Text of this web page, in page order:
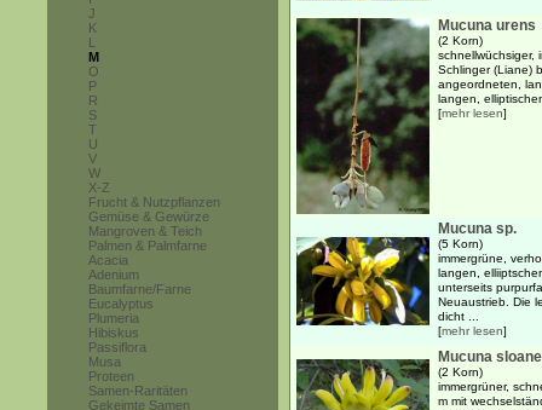
J
K
L
M
O
P
R
S
T
U
V
W
X-Z
Frucht & Nutzpflanzen
Gemüse & Gewürze
Mangroven & Teich
Palmen & Palmfarne
Acacia
Adenium
Baumfarne/Farne
Eucalyptus
Plumeria
Hibiskus
Passiflora
Musa
Proteen
Samen-Raritäten
Gekeimte Samen
Mucuna urens
(2 Korn)
schnellwüchsiger,
Schlinger (Liane)
angeordneten,
langen,
[mehr lesen]
Mucuna sp.
(5 Korn)
immergrüne,
langen,
unterseits
Neuaustrieb. Die
dicht ...
[mehr lesen]
Mucuna
(2 Korn)
immergrüner,
m mit